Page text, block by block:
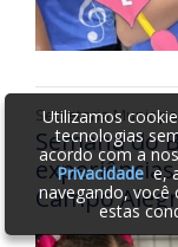
Secretaria
Semana do
Campo
Utilizamos
tecnologias
acordo com a
Privacidadee,
navegando, você
estas